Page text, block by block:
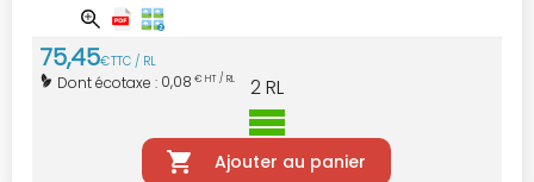
75,45€TTC / RL
Dont écotaxe : 0,08 € HT / RL 2RL
Ajouter au panier